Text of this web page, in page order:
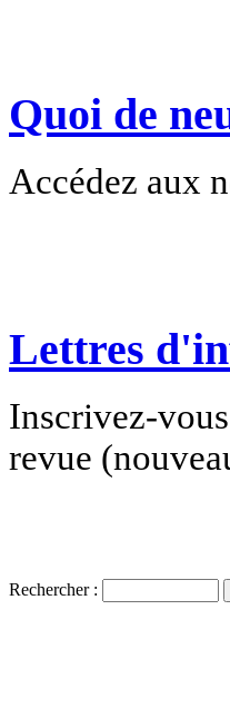
Quoi de
Accédez aux
Lettres
Inscrivez-
revue
Rechercher :